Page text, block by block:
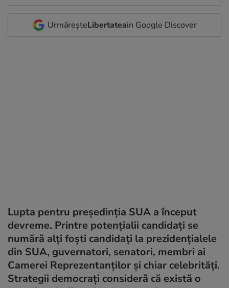
UrmăreșteLibertateain Google Discover
Lupta pentru președinția SUA a început
devreme. Printre potențialii candidați se
numără alți foști candidați la prezidențialele
din SUA, guvernatori, senatori, membri ai
Camerei Reprezentanților și chiar celebrități.
Strategii democrați consideră că există o